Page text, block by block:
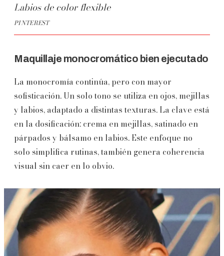
Labios de color flexible
PINTEREST
Maquillaje monocromático bien ejecutado
La monocromía continúa, pero con mayor
sofisticación. Un solo tono se utiliza en ojos, mejillas
y labios, adaptado a distintas texturas. La clave está
en la dosificación: crema en mejillas, satinado en
párpados y bálsamo en labios. Este enfoque no
solo simplifica rutinas, también genera coherencia
visual sin caer en lo obvio.